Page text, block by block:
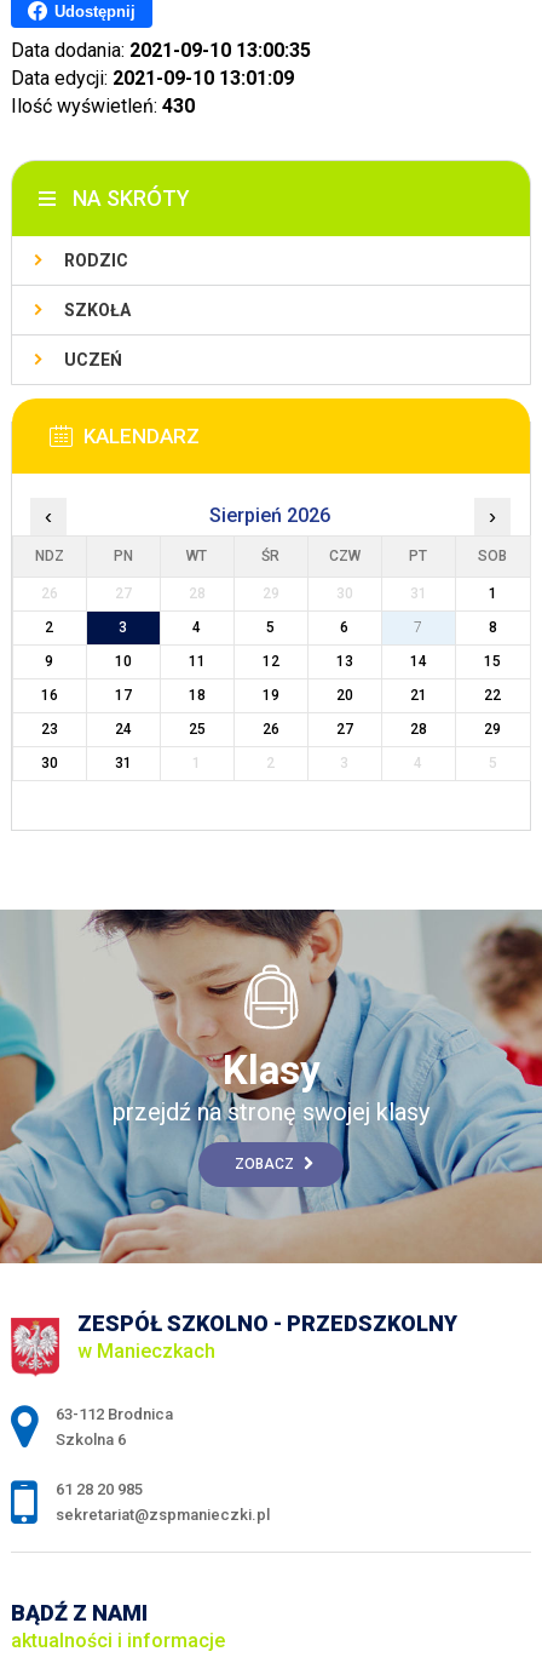
Udostępnij
Data dodania: 2021-09-10 13:00:35
Data edycji: 2021-09-10 13:01:09
Ilość wyświetleń: 430
NA SKRÓTY
RODZIC
SZKOŁA
UCZEŃ
KALENDARZ
‹ Sierpień 2026 ›
NDZ PN WT ŚR CZW PT SOB
26 27 28 29 30 31
1
2
3 4 5 6 7
8
9
10 11 12 13 14
15
16
17 18 19 20 21
22
23
24 25 26 27 28
29
30
31 1 2 3 4 5
Klasy
przejdź na stronę swojej klasy
ZOBACZ
ZESPÓŁ SZKOLNO - PRZEDSZKOLNY
w Manieczkach
Adres pocztowy:
63-112 Brodnica
Szkolna 6
61 28 20 985
sekretariat@zspmanieczki.pl
BĄDŹ Z NAMI
aktualności i informacje